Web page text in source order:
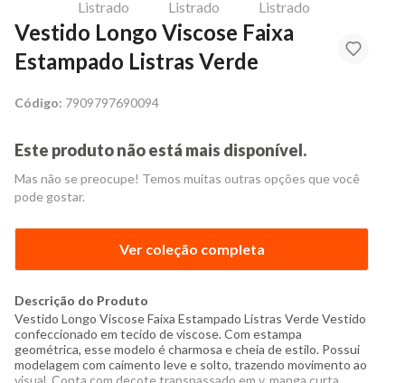
Vestido Longo Viscose Faixa
Estampado Listras Verde
Código: 7909797690094
Este produto não está mais disponível.
Mas não se preocupe! Temos muitas outras opções que você
pode gostar.
Ver coleção completa
Descrição do Produto
Vestido Longo Viscose Faixa Estampado Listras Verde Vestido
confeccionado em tecido de viscose. Com estampa
geométrica, esse modelo é charmosa e cheia de estilo. Possui
modelagem com caimento leve e solto, trazendo movimento ao
visual. Conta com decote transpassado em v, manga curta,